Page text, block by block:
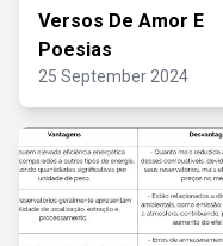
Versos De Amor E
Poesias
25 September 2024